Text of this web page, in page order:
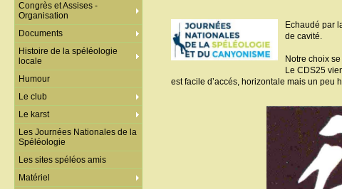
Echaudé par
de cavité.
Notre choix
Le CDS25
est facile d’accés, horizontale mais un
Congrès et Assises -
Organisation
Documents
Histoire de la spéléologie
locale
Humour
Le club
Le karst
Les Journées Nationales de la
Spéléologie
Les sites spéléos amis
Matériel